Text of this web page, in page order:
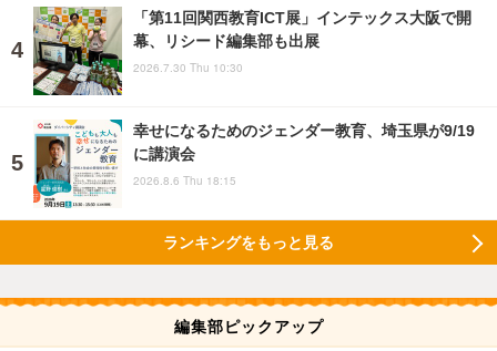
「第11回関西教育ICT展」インテックス大阪で開
幕、リシード編集部も出展
2026.7.30 Thu 10:30
幸せになるためのジェンダー教育、埼玉県が9/19
に講演会
2026.8.6 Thu 18:15
ランキングをもっと見る
編集部ピックアップ